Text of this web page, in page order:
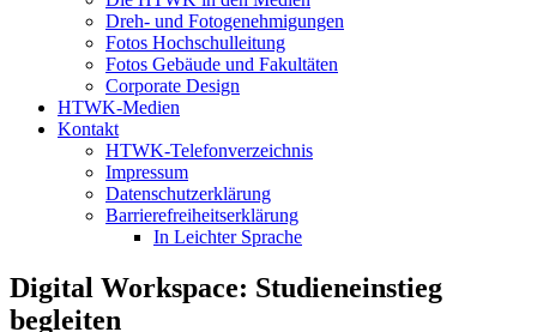
Dreh- und Fotogenehmigungen
Fotos Hochschulleitung
Fotos Gebäude und Fakultäten
Corporate Design
HTWK-Medien
Kontakt
HTWK-Telefonverzeichnis
Impressum
Datenschutzerklärung
Barrierefreiheitserklärung
In Leichter Sprache
Digital Workspace: Studieneinstieg
begleiten